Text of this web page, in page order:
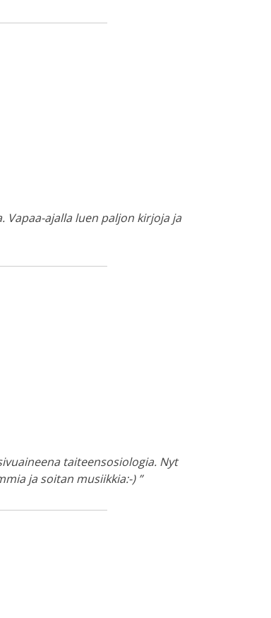
Vapaa-ajalla luen paljon kirjoja ja
taiteensosiologia. Nyt
ja soitan musiikkia:-) ”